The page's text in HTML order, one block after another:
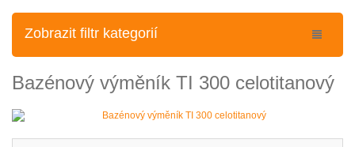
Zobrazit filtr kategorií
Bazénový výměník TI 300 celotitanový